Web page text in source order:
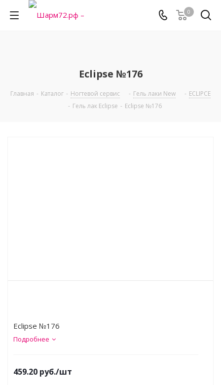
0
Eclipse №176
Главная - Каталог - Ногтевой сервис - Гель лаки New - ECLIPCE
- Гель лак Eclipse - Eclipse №176
Eclipse №176
Подробнее
459.20 руб./шт